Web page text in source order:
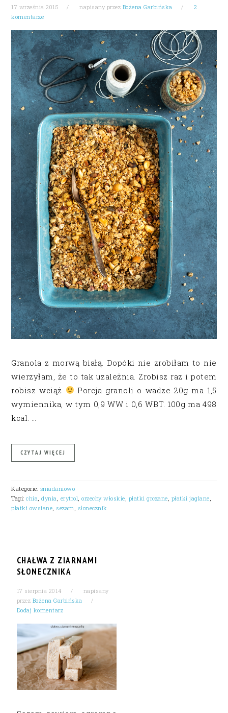
17 września 2015 napisany przez Bożena Garbińska
2
komentarze
Granola z morwą białą. Dopóki nie zrobiłam to nie
wierzyłam, że to tak uzależnia. Zrobisz raz i potem
robisz wciąż
Porcja granoli o wadze 20g ma 1,5
wymiennika, w tym 0,9 WW i 0,6 WBT. 100g ma 498
kcal. …
CZYTAJ WIĘCEJ
Kategorie: śniadaniowo
Tagi:chia ,dynia erytrol ,orzechy włoskie płatki grczane płatki jaglane
płatki owsiane sezam słonecznik
CHAŁWA Z ZIARNAMI
SŁONECZNIKA
17 sierpnia 2014
napisany
przez Bożena Garbińska
Dodaj komentarz